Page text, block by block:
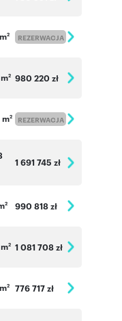
2 REZERWACJA
2 980 220 zł
2 REZERWACJA
1 691 745 zł
2 990 818 zł
2 1 081 708 zł
2 776 717 zł